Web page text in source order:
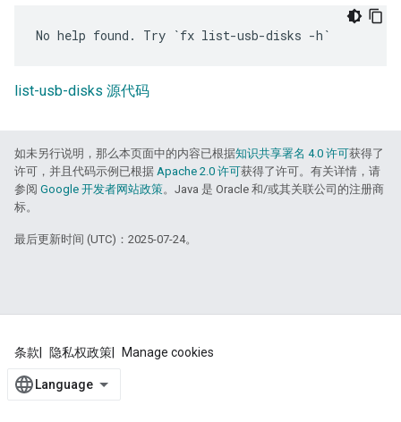
list-usb-disks 源代码
如未另行说明，那么本页面中的内容已根据知识共享署名 4.0 许可获得了
许可，并且代码示例已根据 Apache 2.0 许可获得了许可。有关详情，请
参阅 Google 开发者网站政策。Java 是 Oracle 和/或其关联公司的注册商
标。
最后更新时间 (UTC)：2025-07-24。
条款 隐私权政策 Manage cookies